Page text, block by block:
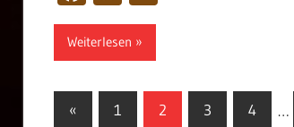
Weiterlesen
Seitennummerierung
«Vorherige
1 2 3 4 …